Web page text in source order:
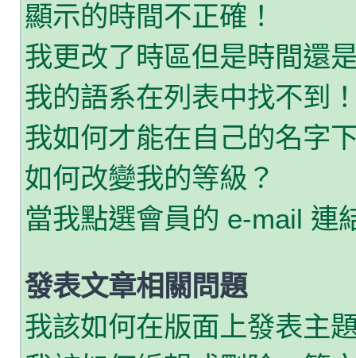
顯示的時間不正確！
我更改了時區但是時間還
我的語系在列表中找不到
我如何才能在自己的名字
如何改變我的等級？
當我點選會員的 e-mail 連
發表文章相關問題
我該如何在版面上發表主